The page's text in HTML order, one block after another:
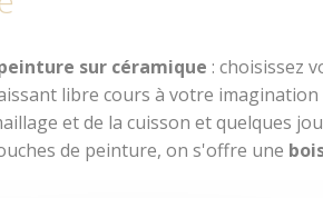
cars
il pleut ?
Organiser un
sur céramique : choisissez
libre cours à votre
et de la cuisson et quelques
de peinture, on s'offre une